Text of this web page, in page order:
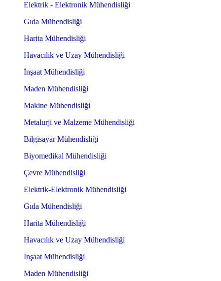
Elektrik - Elektronik Mühendisliği
Gıda Mühendisliği
Harita Mühendisliği
Havacılık ve Uzay Mühendisliği
İnşaat Mühendisliği
Maden Mühendisliği
Makine Mühendisliği
Metalurji ve Malzeme Mühendisliği
Bilgisayar Mühendisliği
Biyomedikal Mühendisliği
Çevre Mühendisliği
Elektrik-Elektronik Mühendisliği
Gıda Mühendisliği
Harita Mühendisliği
Havacılık ve Uzay Mühendisliği
İnşaat Mühendisliği
Maden Mühendisliği